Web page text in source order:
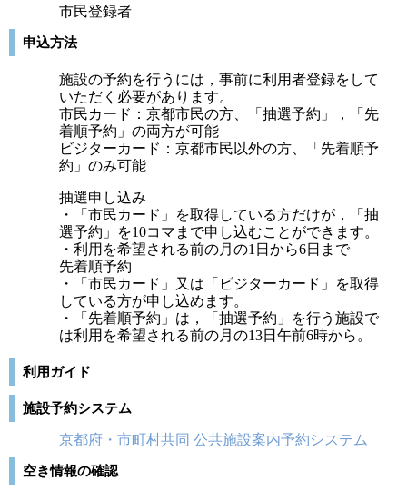
市民登録者
申込方法
施設の予約を行うには，事前に利用者登録をして
いただく必要があります。
市民カード：京都市民の方、「抽選予約」，「先
着順予約」の両方が可能
ビジターカード：京都市民以外の方、「先着順予
約」のみ可能
抽選申し込み
・「市民カード」を取得している方だけが，「抽
選予約」を10コマまで申し込むことができます。
・利用を希望される前の月の1日から6日まで
先着順予約
・「市民カード」又は「ビジターカード」を取得
している方が申し込めます。
・「先着順予約」は，「抽選予約」を行う施設で
は利用を希望される前の月の13日午前6時から。
利用ガイド
施設予約システム
京都府・市町村共同 公共施設案内予約システム
空き情報の確認